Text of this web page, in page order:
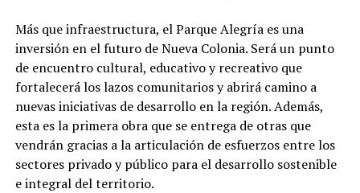
Más que infraestructura, el Parque Alegría es una
inversión en el futuro de Nueva Colonia. Será un punto
de encuentro cultural, educativo y recreativo que
fortalecerá los lazos comunitarios y abrirá camino a
nuevas iniciativas de desarrollo en la región. Además,
esta es la primera obra que se entrega de otras que
vendrán gracias a la articulación de esfuerzos entre los
sectores privado y público para el desarrollo sostenible
e integral del territorio.